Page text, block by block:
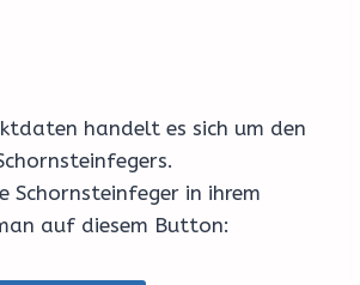
handelt es sich um den
Schornsteinfeger in ihrem
auf diesem Button: